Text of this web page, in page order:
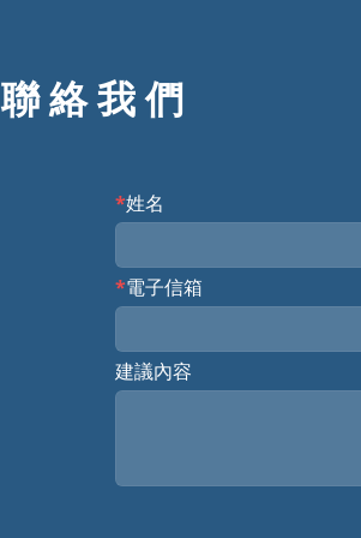
聯 絡 我 們
姓名
電子信箱
建議內容